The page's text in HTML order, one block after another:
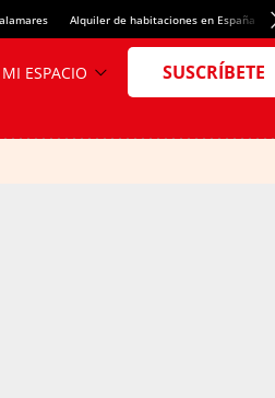
Alquiler de habitaciones en España